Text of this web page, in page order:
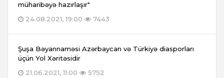
müharibəyə hazırlaşır"
24.08.2021, 19:00
7443
Şuşa Bəyannaməsi Azərbaycan və Türkiyə diasporları
üçün Yol Xəritəsidir
21.06.2021, 11:00
5752